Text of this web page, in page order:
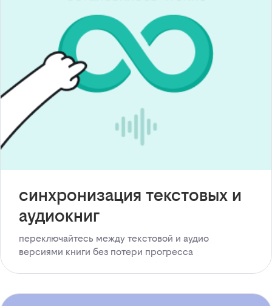
синхронизация текстовых и
аудиокниг
переключайтесь между текстовой и аудио
версиями книги без потери прогресса